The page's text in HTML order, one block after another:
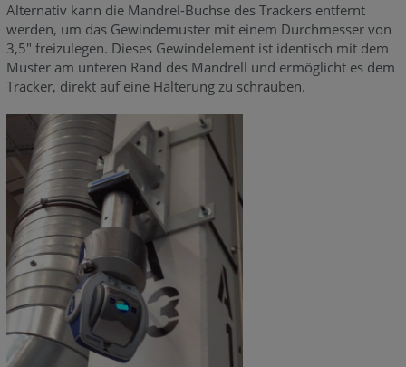
Alternativ kann die Mandrel-Buchse des Trackers entfernt
werden, um das Gewindemuster mit einem Durchmesser von
3,5" freizulegen. Dieses Gewindelement ist identisch mit dem
Muster am unteren Rand des Mandrell und ermöglicht es dem
Tracker, direkt auf eine Halterung zu schrauben.